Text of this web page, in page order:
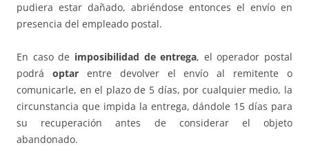
pudiera estar dañado, abriéndose entonces el envío en
presencia del empleado postal.
En caso de imposibilidad de entrega, el operador postal
podrá optarentre devolver el envío al remitente o
comunicarle, en el plazo de 5 días, por cualquier medio, la
circunstancia que impida la entrega, dándole 15 días para
su recuperación antes de considerar el objeto
abandonado.